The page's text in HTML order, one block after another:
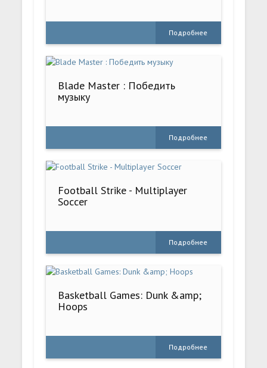
Подробнее
Blade Master : Победить
музыку
Подробнее
Football Strike - Multiplayer
Soccer
Подробнее
Basketball Games: Dunk &amp;
Hoops
Подробнее